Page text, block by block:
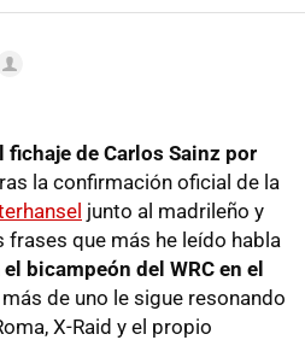
fichaje de Carlos Sainz por
la confirmación oficial de la
junto al madrileño y
frases que más he leído habla
bicampeón del WRC en el
más de uno le sigue resonando
X-Raid y el propio